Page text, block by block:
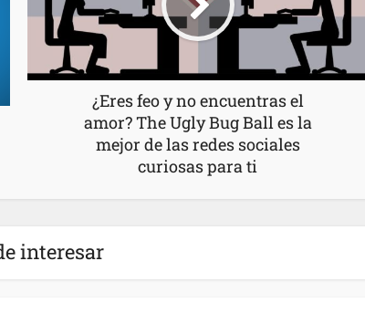
¿Eres feo y no encuentras el
amor? The Ugly Bug Ball es la
mejor de las redes sociales
curiosas para ti
interesar